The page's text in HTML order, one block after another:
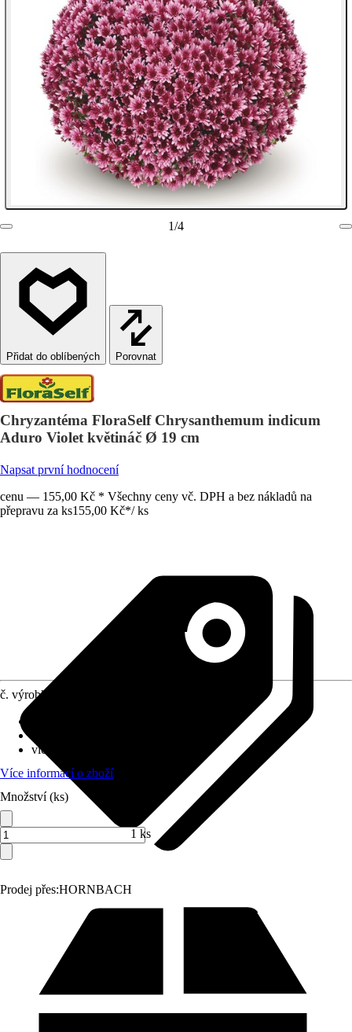
1/4
Porovnat
Chryzantéma FloraSelf Chrysanthemum indicum
Aduro Violet květináč Ø 19 cm
Napsat první hodnocení
cenu — 155,00 Kč * Všechny ceny vč. DPH a bez nákladů na
přepravu za ks155,00 Kč*/ ks
Prodej přes:HORNBACH
č. výrobku
víceleté
Více informací o zboží
Množství (ks)
1 ks